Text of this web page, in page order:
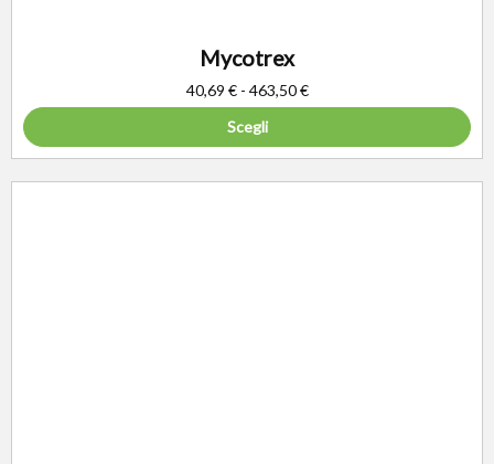
Mycotrex
40,69 € - 463,50€
Scegli